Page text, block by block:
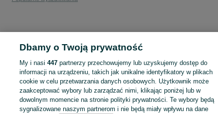
Dbamy o Twoją prywatność
My i nasi447 partnerzy przechowujemy lub uzyskujemy dostęp do
informacji na urządzeniu, takich jak unikalne identyfikatory w plikach
cookie w celu przetwarzania danych osobowych. Użytkownik może
zaakceptować wybory lub zarządzać nimi, klikając poniżej lub w
dowolnym momencie na stronie polityki prywatności. Te wybory będą
sygnalizowane naszym partnerom i nie będą miały wpływu na dane